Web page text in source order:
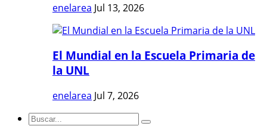
enelarea Jul 13, 2026
El Mundial en la Escuela Primaria de
la UNL
enelarea Jul 7, 2026